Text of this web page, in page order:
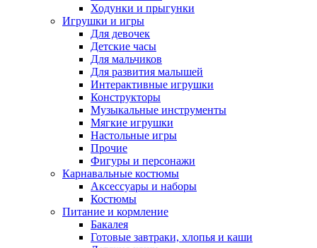
Ходунки и прыгунки
Игрушки и игры
Для девочек
Детские часы
Для мальчиков
Для развития малышей
Интерактивные игрушки
Конструкторы
Музыкальные инструменты
Мягкие игрушки
Настольные игры
Прочие
Фигуры и персонажи
Карнавальные костюмы
Аксессуары и наборы
Костюмы
Питание и кормление
Бакалея
Готовые завтраки, хлопья и каши